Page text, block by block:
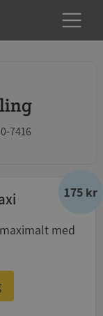
7416
175 kr
med